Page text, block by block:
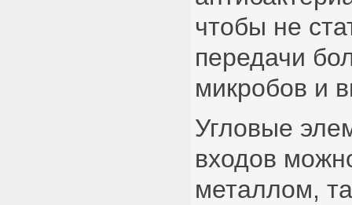
чтобы не
передачи
микробов и
Угловые
входов
металлом,